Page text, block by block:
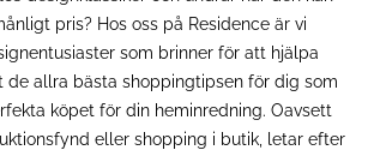
pris? Hos oss på Residence är vi
som brinner för att hjälpa
de allra bästa shoppingtipsen för dig som
köpet för din heminredning. Oavsett
eller shopping i butik, letar efter